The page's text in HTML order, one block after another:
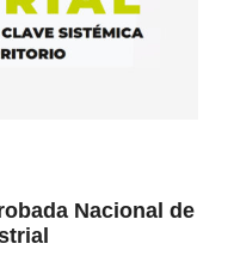
Nacional de